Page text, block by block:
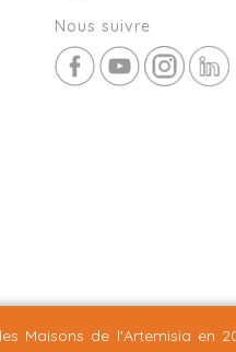
Nous suivre
site ©2026 Nineteen Groupe
Maisons de l'Artemisia en